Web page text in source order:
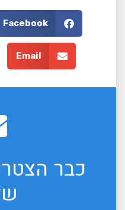
Facebook
Email
כבר